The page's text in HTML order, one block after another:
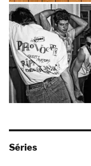
Séries